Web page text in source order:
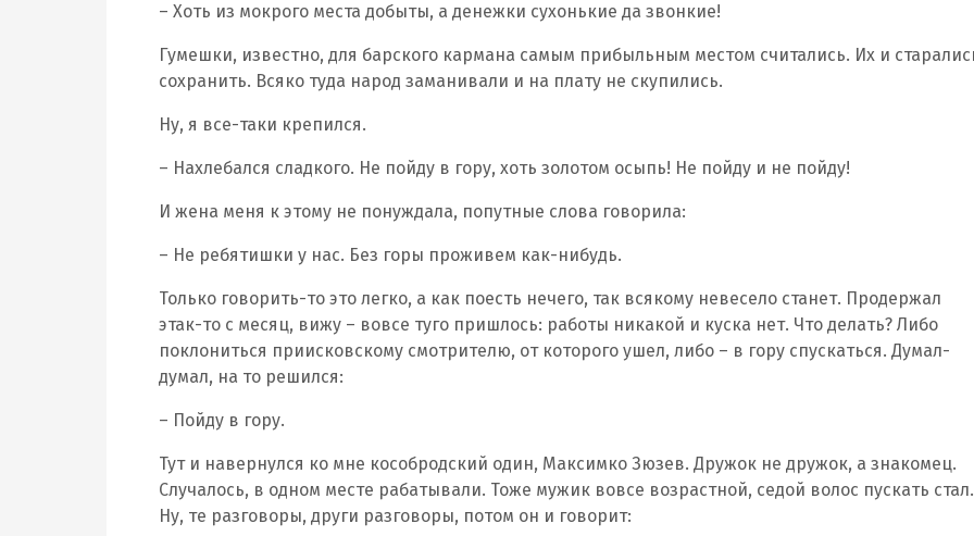
– Хоть из мокрого места добыты, а денежки сухонькие да звонкие!
Гумешки, известно, для барского кармана самым прибыльным местом считались. Их и
сохранить. Всяко туда народ заманивали и на плату не скупились.
Ну, я все-таки крепился.
– Нахлебался сладкого. Не пойду в гору, хоть золотом осыпь! Не пойду и не пойду!
И жена меня к этому не понуждала, попутные слова говорила:
– Не ребятишки у нас. Без горы проживем как-нибудь.
Только говорить-то это легко, а как поесть нечего, так всякому невесело станет. Продержал
этак-то с месяц, вижу – вовсе туго пришлось: работы никакой и куска нет. Что делать? Либо
поклониться приисковскому смотрителю, от которого ушел, либо – в гору спускаться. Думал-
думал, на то решился:
– Пойду в гору.
Тут и навернулся ко мне кособродский один, Максимко Зюзев. Дружок не дружок, а знакомец.
Случалось, в одном месте рабатывали. Тоже мужик вовсе возрастной, седой волос пускать стал.
Ну, те разговоры, други разговоры, потом он и говорит: